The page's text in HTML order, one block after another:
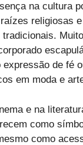
na cultura
religiosas
de fé
em moda e
e na
como
como